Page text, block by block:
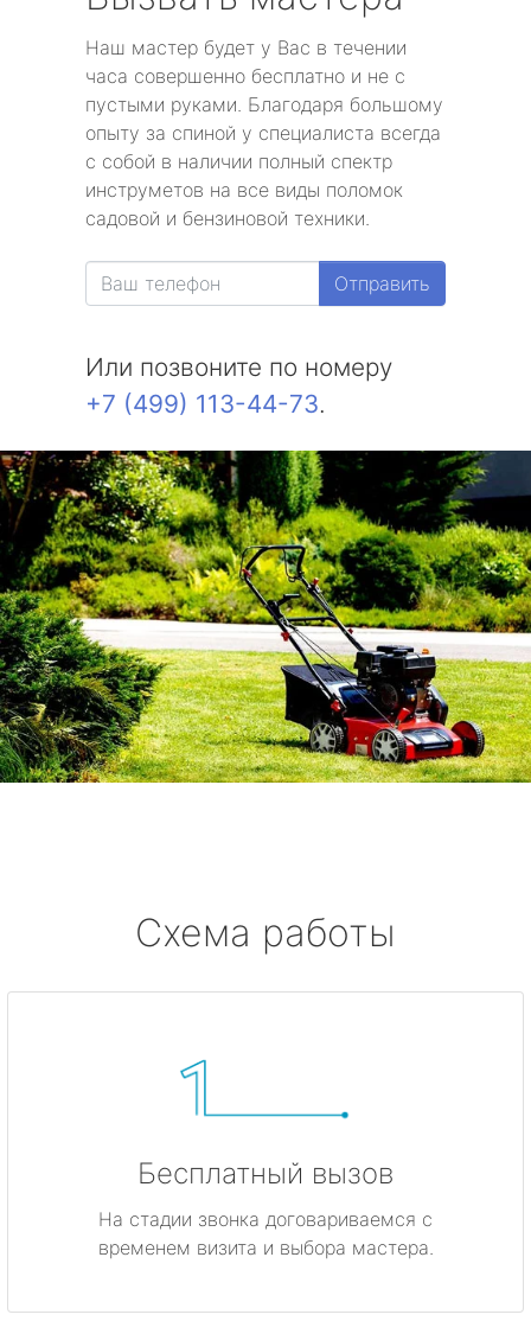
Наш мастер будет у Вас в течении
часа совершенно бесплатно и не с
пустыми руками. Благодаря большому
опыту за спиной у специалиста всегда
с собой в наличии полный спектр
инструметов на все виды поломок
садовой и бензиновой техники.
Отправить
Или позвоните по номеру
+7 (499) 113-44-73.
Схема работы
Бесплатный вызов
На стадии звонка договариваемся с
временем визита и выбора мастера.